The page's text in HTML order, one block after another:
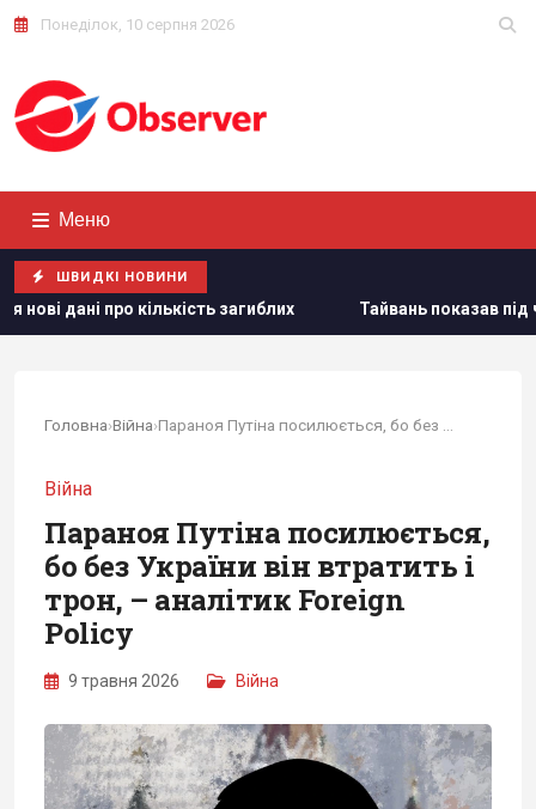
Понеділок, 10 серпня 2026
Меню
ШВИДКІ НОВИНИ
Тайвань показав під час військових навчань
Головна›Війна›
Війна
Параноя Путіна посилюється,
бо без України він втратить і
трон, – аналітик Foreign
Policy
9 травня 2026 Війна